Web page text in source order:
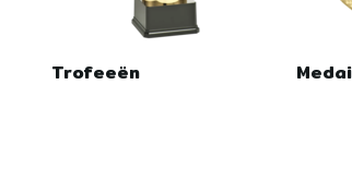
Trofeeën